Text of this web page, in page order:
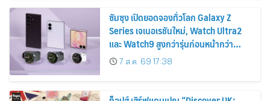
ซัมซุง เปิดยอดจองทั่วโลก Galaxy Z
Series เจเนอเรชันใหม่, Watch Ultra2
และ Watch9 สูงกว่ารุ่นก่อนหน้ากว่า
30%7 ส.ค. 69 17:38